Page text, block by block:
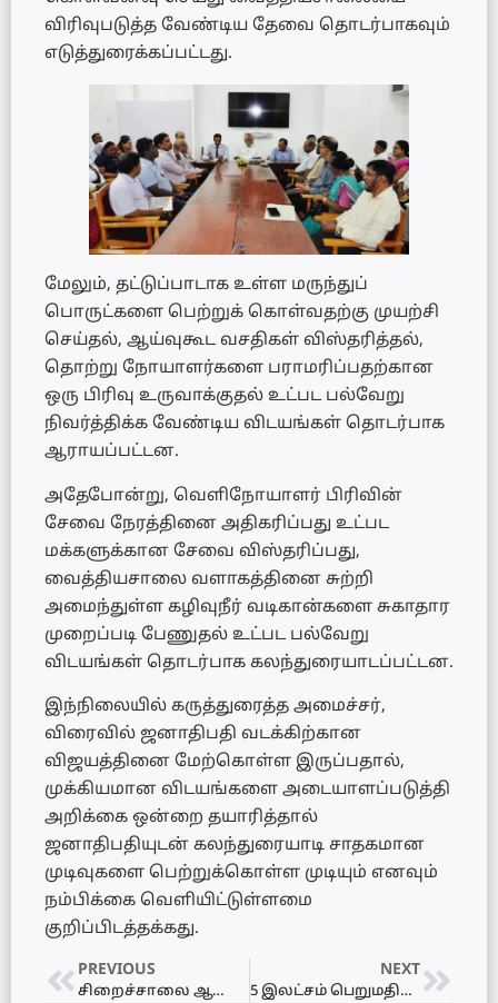
விரிவுபடுத்த வேண்டிய தேவை தொடர்பாகவும்
எடுத்துரைக்கப்பட்டது.
மேலும், தட்டுப்பாடாக உள்ள மருந்துப்
பொருட்களை பெற்றுக் கொள்வதற்கு முயற்சி
செய்தல், ஆய்வுகூட வசதிகள் விஸ்தரித்தல்,
தொற்று நோயாளர்களை பராமரிப்பதற்கான
ஒரு பிரிவு உருவாக்குதல் உட்பட பல்வேறு
நிவர்த்திக்க வேண்டிய விடயங்கள் தொடர்பாக
ஆராயப்பட்டன.
அதேபோன்று, வெளிநோயாளர் பிரிவின்
சேவை நேரத்தினை அதிகரிப்பது உட்பட
மக்களுக்கான சேவை விஸ்தரிப்பது,
வைத்தியசாலை வளாகத்தினை சுற்றி
அமைந்துள்ள கழிவுநீர் வடிகான்களை சுகாதார
முறைப்படி பேணுதல் உட்பட பல்வேறு
விடயங்கள் தொடர்பாக கலந்துரையாடப்பட்டன.
இந்நிலையில் கருத்துரைத்த அமைச்சர்,
விரைவில் ஜனாதிபதி வடக்கிற்கான
விஜயத்தினை மேற்கொள்ள இருப்பதால்,
முக்கியமான விடயங்களை அடையாளப்படுத்தி
அறிக்கை ஒன்றை தயாரித்தால்
ஜனாதிபதியுடன் கலந்துரையாடி சாதகமான
முடிவுகளை பெற்றுக்கொள்ள முடியும் எனவும்
நம்பிக்கை வெளியிட்டுள்ளமை
குறிப்பிடத்தக்கது.
PREVIOUS
சிறைச்சாலை ஆணையாளரால் திறந்து வைக்கப்பட்ட கலந்துரையாடல் மண்டபம்!
NEXT
5 இலட்சம் பெறுமதியான பாலைமரக்குற்றி கடத்தல் முயற்சி முறியடிப்பு